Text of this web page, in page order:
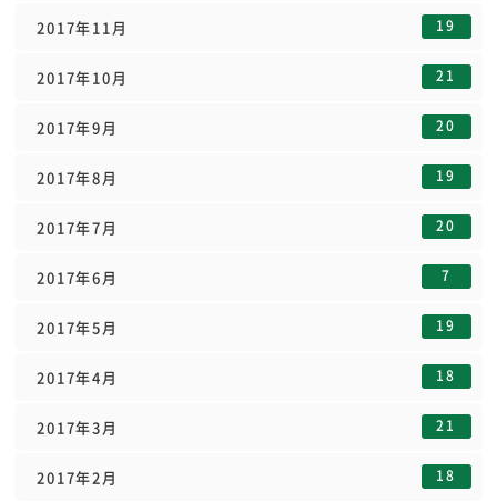
2017年11月 19
2017年10月 21
2017年9月 20
2017年8月 19
2017年7月 20
2017年6月 7
2017年5月 19
2017年4月 18
2017年3月 21
2017年2月 18